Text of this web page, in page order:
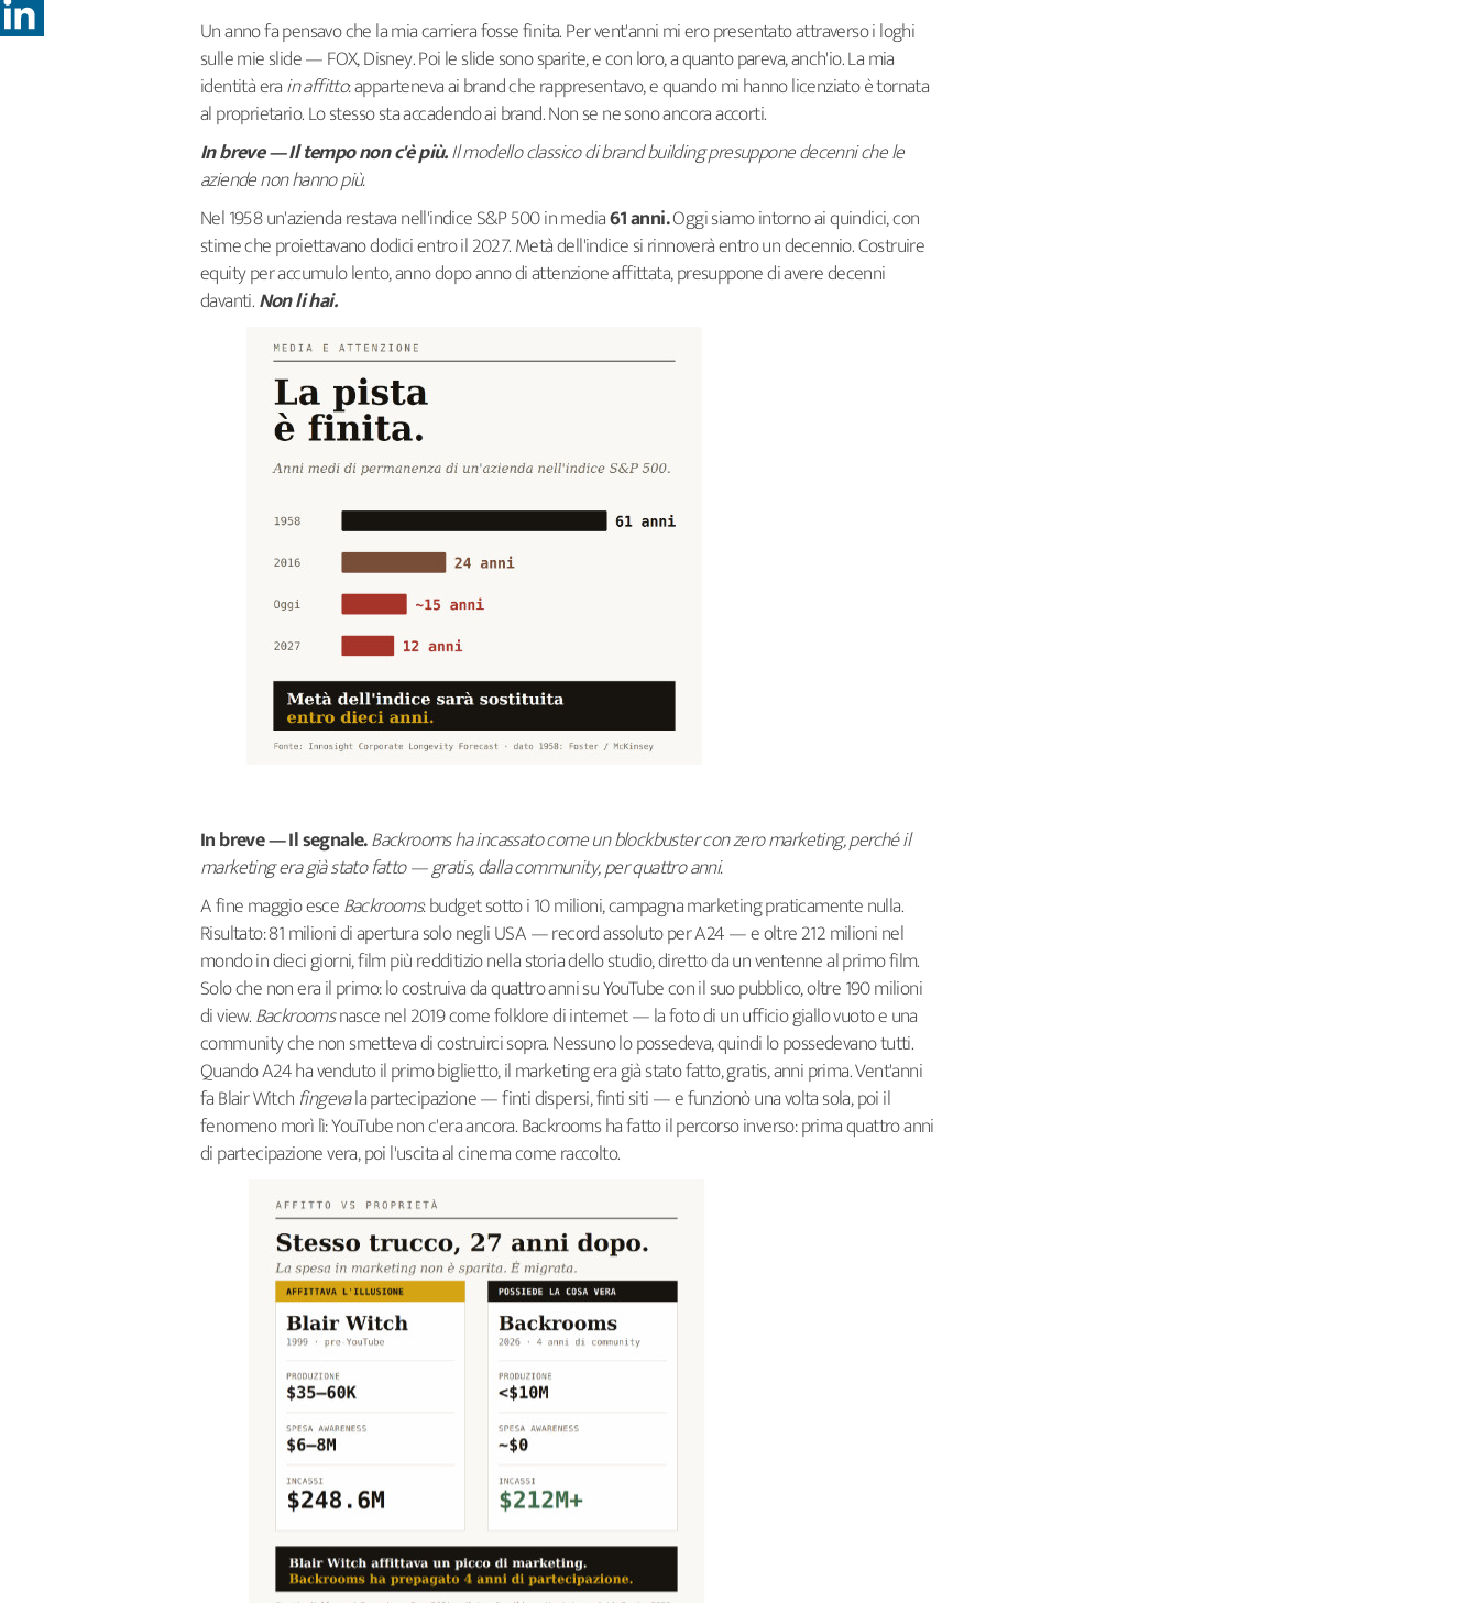
Un anno fa pensavo che la mia carriera fosse finita. Per vent'anni mi ero presentato attraverso i loghi
sulle mie slide — FOX, Disney. Poi le slide sono sparite, e con loro, a quanto pareva, anch'io. La mia
identità erain affitto: apparteneva ai brand che rappresentavo, e quando mi hanno licenziato è tornata
al proprietario. Lo stesso sta accadendo ai brand. Non se ne sono ancora accorti.
In breve — Il tempo non c'è più.Il modello classico di brand building presuppone decenni che le
aziende non hanno più.
Nel 1958 un'azienda restava nell'indice S&P 500 in media61 anni.Oggi siamo intorno ai quindici, con
stime che proiettavano dodici entro il 2027. Metà dell'indice si rinnoverà entro un decennio. Costruire
equity per accumulo lento, anno dopo anno di attenzione affittata, presuppone di avere decenni
davanti.Non li hai.
In breve — Il segnale.Backrooms ha incassato come un blockbuster con zero marketing, perché il
marketing era già stato fatto — gratis, dalla community, per quattro anni.
A fine maggio esceBackrooms: budget sotto i 10 milioni, campagna marketing praticamente nulla.
Risultato: 81 milioni di apertura solo negli USA — record assoluto per A24 — e oltre 212 milioni nel
mondo in dieci giorni, film più redditizio nella storia dello studio, diretto da un ventenne al primo film.
Solo che non era il primo: lo costruiva da quattro anni su YouTube con il suo pubblico, oltre 190 milioni
di view.Backroomsnasce nel 2019 come folklore di internet — la foto di un ufficio giallo vuoto e una
community che non smetteva di costruirci sopra. Nessuno lo possedeva, quindi lo possedevano tutti.
Quando A24 ha venduto il primo biglietto, il marketing era già stato fatto, gratis, anni prima. Vent'anni
fa Blair Witch fingevala partecipazione — finti dispersi, finti siti — e funzionò una volta sola, poi il
fenomeno morì lì: YouTube non c'era ancora. Backrooms ha fatto il percorso inverso: prima quattro anni
di partecipazione vera, poi l'uscita al cinema come raccolto.